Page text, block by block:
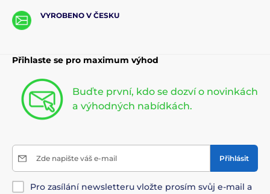
VYROBENO V ČESKU
Přihlaste se pro maximum výhod
Buďte první, kdo se dozví o novinkách
a výhodných nabídkách.
Zde napište váš e-mail Přihlásit
Pro zasílání newsletteru vložte prosím svůj e-mail a